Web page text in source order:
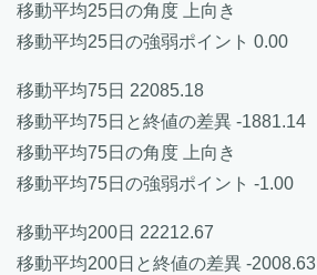
移動平均25日の角度 上向き
移動平均25日の強弱ポイント 0.00
移動平均75日 22085.18
移動平均75日と終値の差異 -1881.14
移動平均75日の角度 上向き
移動平均75日の強弱ポイント -1.00
移動平均200日 22212.67
移動平均200日と終値の差異 -2008.63